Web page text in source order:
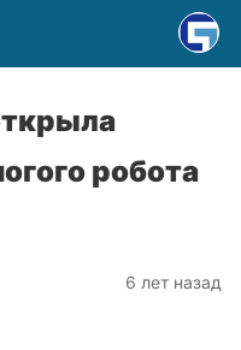
робота
6 лет назад